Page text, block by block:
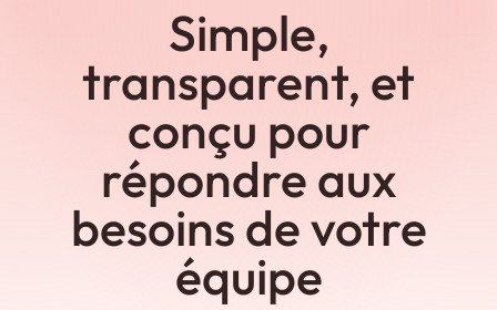
Simple,
transparent, et
conçu pour
répondre aux
besoins de votre
équipe